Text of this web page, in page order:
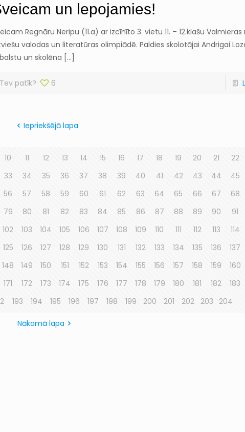
un lepojamies!
Regnāru Neripu (11.a) ar izcīnīto 3. vietu 11. – 12.klašu
valodas un literatūras olimpiādē. Paldies skolotājai Andrigai
un skolēna […]
Tev patīk? 6
Iepriekšējā lapa
10 11 12 13 14 15 16 17 18 19 20 21 22
33 34 35 36 37 38 39 40 41 42 43 44 45
56 57 58 59 60 61 62 63 64 65 66 67 68
79 80 81 82 83 84 85 86 87 88 89 90 91
102 103 104 105 106 107 108 109 110 111 112 113 114
125 126 127 128 129 130 131 132 133 134 135 136 137
148 149 150 151 152 153 154 155 156 157 158 159 160
171 172 173 174 175 176 177 178 179 180 181 182 183
193 194 195 196 197 198 199 200 201 202 203 204
Nākamā lapa